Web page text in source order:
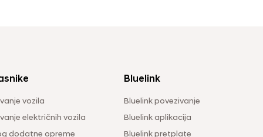
vozila
električnih vozila
dodatne opreme
Bluelink
Bluelink povezivanje
Bluelink aplikacija
Bluelink pretplate